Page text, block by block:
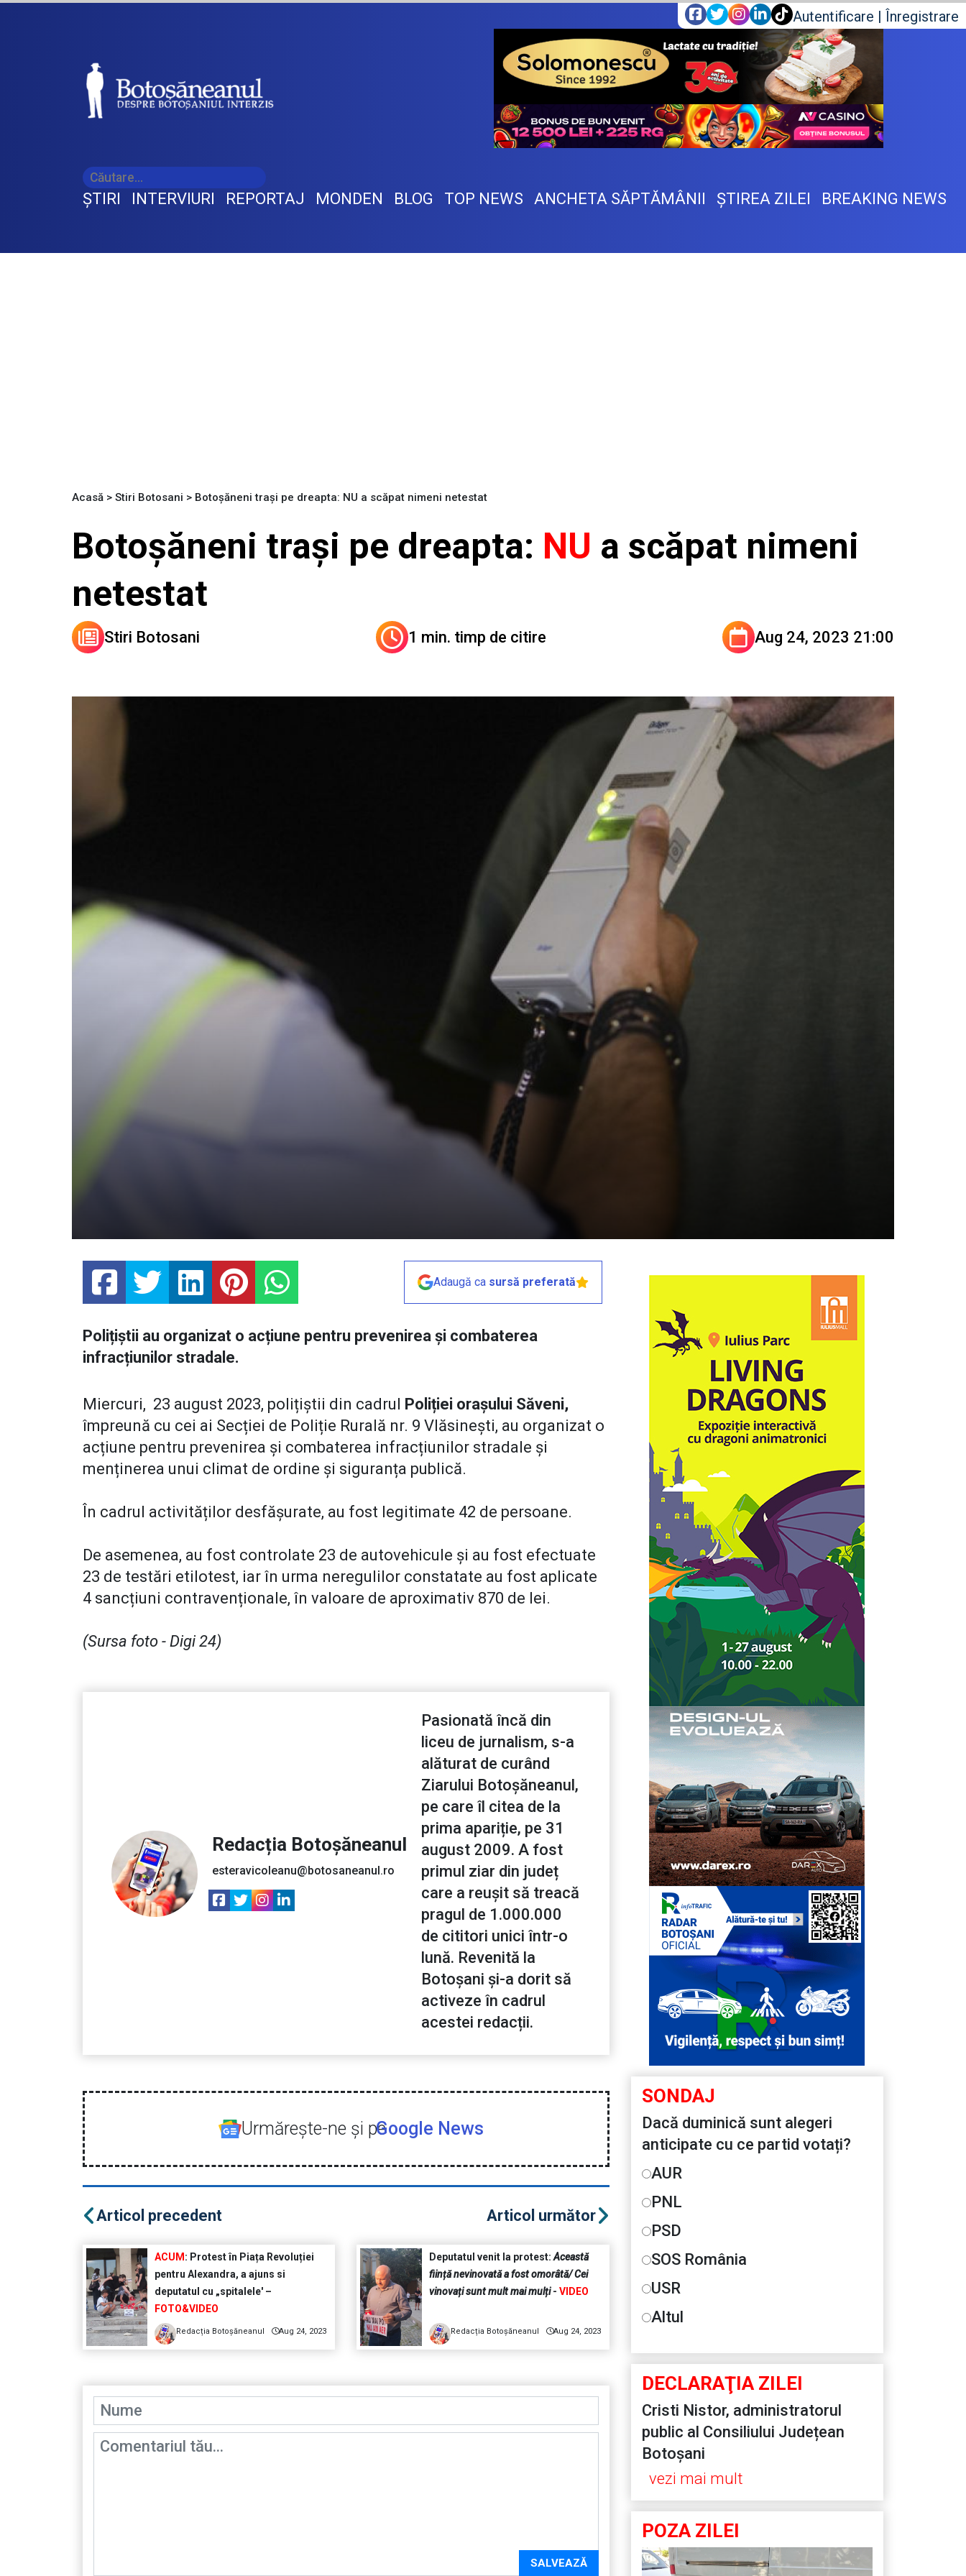
Autentificare | Înregistrare
ŞTIRI INTERVIURI REPORTAJ MONDEN BLOG TOP NEWS ANCHETA SĂPTĂMÂNII ŞTIREA ZILEI BREAKING NEWS
Acasă > Stiri Botosani > Botoșăneni trași pe dreapta: NU a scăpat nimeni netestat
Botoșăneni trași pe dreapta: NU a scăpat nimeni
netestat
Stiri Botosani 1 min. timp de citire Aug 24, 2023 21:00
Adaugă ca sursă preferată
Polițiștii au organizat o acțiune pentru prevenirea și combaterea
infracțiunilor stradale.
Miercuri, 23 august 2023, polițiștii din cadrul
Poliției orașului Săveni,
împreună cu cei ai Secției de Poliție Rurală nr. 9 Vlăsinești, au organizat o
acțiune pentru prevenirea și combaterea infracțiunilor stradale și
menținerea unui climat de ordine și siguranța publică.
În cadrul activităților desfășurate, au fost legitimate 42 de persoane.
De asemenea, au fost controlate 23 de autovehicule și au fost efectuate
23 de testări etilotest, iar în urma neregulilor constatate au fost aplicate
4 sancțiuni contravenționale, în valoare de aproximativ 870 de lei.
(Sursa foto - Digi 24)
Redacția Botoșăneanul
esteravicoleanu@botosaneanul.ro
Pasionată încă din
liceu de jurnalism, s-a
alăturat de curând
Ziarului Botoșăneanul,
pe care îl citea de la
prima apariție, pe 31
august 2009. A fost
primul ziar din județ
care a reușit să treacă
pragul de 1.000.000
de cititori unici într-o
lună. Revenită la
Botoșani și-a dorit să
activeze în cadrul
acestei redacții.
Urmăreşte-ne şi peGoogle News
Articol precedent
ACUM : Protest în Piața Revoluției
pentru Alexandra, a ajuns si
deputatul cu „spitalele' –
FOTO&VIDEO
Redacția Botoșăneanul Aug 24, 2023
Articol următor
Deputatul venit la protest:Această
ființă nevinovată a fost omorâtă/ Cei
vinovați sunt mult mai mulți- VIDEO
Redacția Botoșăneanul Aug 24, 2023
SALVEAZĂ
SONDAJ
Dacă duminică sunt alegeri
anticipate cu ce partid votați?
AUR
PNL
PSD
SOS România
USR
Altul
DECLARAŢIA ZILEI
Cristi Nistor, administratorul
public al Consiliului Județean
Botoșani
vezi mai mult
POZA ZILEI